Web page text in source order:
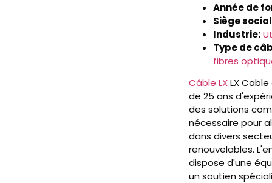
Année de
Siège
Industrie:
Type de
fibres
Câble LXLX
de 25 ans
des solutions
nécessaire pour
dans divers
renouvelables.
dispose d'une
un soutien